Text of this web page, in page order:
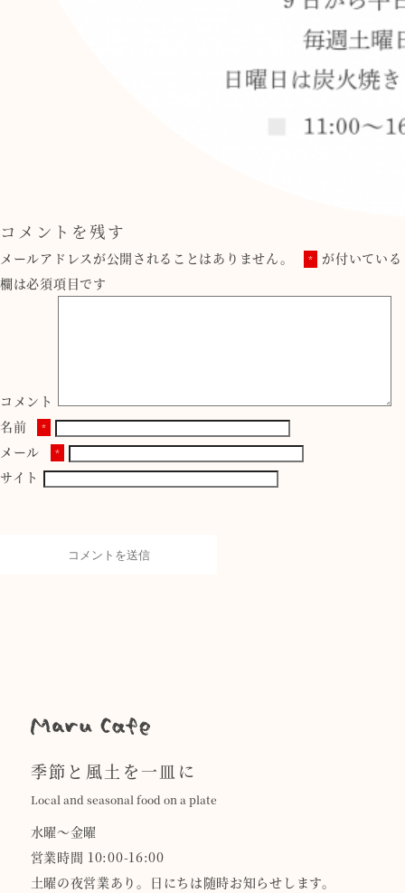
コメントを残す
メールアドレスが公開されることはありません。 *
が付いている
欄は必須項目です
コメント
名前
*
メール *
サイト
季節と風土を一皿に
Local and seasonal food on a plate
水曜〜金曜
営業時間 10:00-16:00
土曜の夜営業あり。日にちは随時お知らせします。